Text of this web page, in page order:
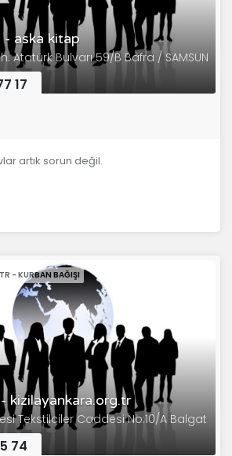
- aska kitap
Atatürk Bulvarı 59/B Bafra / SAMSUN
17
artık sorun değil.
- kizilayankara.org.tr
- KURBAN BAĞIŞI
Tekstilciler Caddesi No:10/A Balgat
74